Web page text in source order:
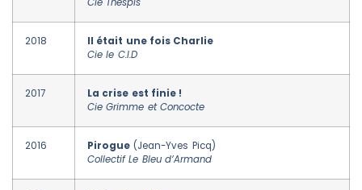
2018
Il était une fois Charlie
Cie le C.I.D
2017
La crise est finie !
Cie Grimme et Concocte
2016 Pirogue (Jean-Yves Picq)
Collectif Le Bleu d’Armand